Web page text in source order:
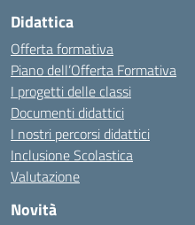
Didattica
Offerta formativa
Piano dell’Offerta Formativa
I progetti delle classi
Documenti didattici
I nostri percorsi didattici
Inclusione Scolastica
Valutazione
Novità